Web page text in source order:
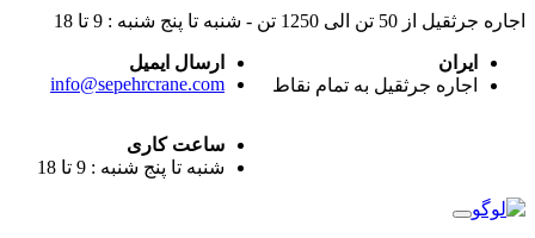
اجاره جرثقیل از 50 تن الی 1250 تن - شنبه تا پنج شنبه : 9 تا 18
ایران
اجاره جرثقیل به تمام نقاط
ارسال ایمیل
info@sepehrcrane.com
ساعت کاری
شنبه تا پنج شنبه : 9 تا 18